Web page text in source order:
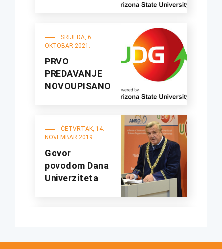
SRIJEDA, 6.
OKTOBAR 2021.
PRVO
PREDAVANJE
NOVOUPISANOJ
2021/22. GOD
ČETVRTAK, 14.
NOVEMBAR 2019.
Govor
povodom Dana
Univerziteta
Dan